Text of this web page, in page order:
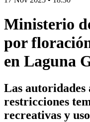
Ministerio
por
en Laguna
Las autoridades
restricciones
recreativas y